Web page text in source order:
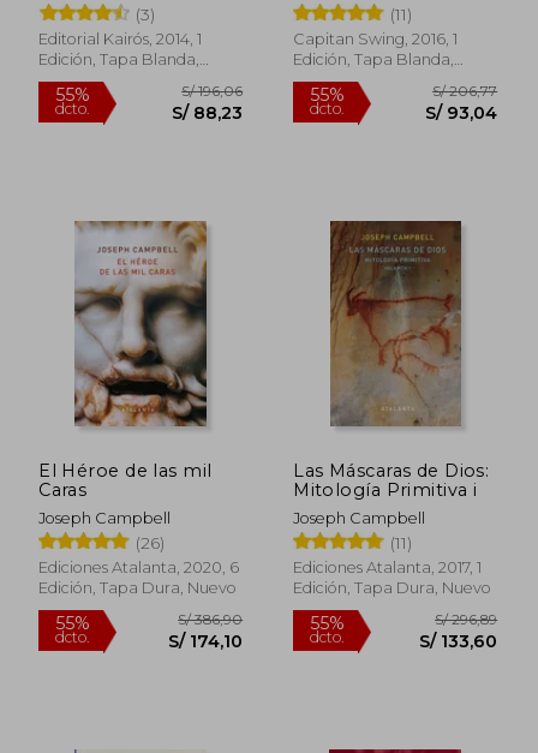
(3)
Editorial Kairós, 2014, 1
Edición, Tapa Blanda,
Nuevo
55%
dcto. S/ 88,23
(11)
Capitan Swing, 2016, 1
Edición, Tapa Blanda,
Nuevo
55%
dcto.
El Héroe de las mil
Caras
Joseph Campbell
(26)
Ediciones Atalanta, 2020, 6
Edición, Tapa Dura, Nuevo
Las Máscaras de Dios:
Mitología Primitiva i
Joseph Campbell
(11)
Ediciones Atalanta, 2017, 1
Edición, Tapa Dura, Nuevo